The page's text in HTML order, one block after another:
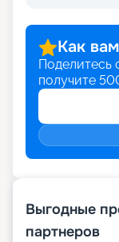
Как
Поделитесь
получите
Выгодные
партнеров